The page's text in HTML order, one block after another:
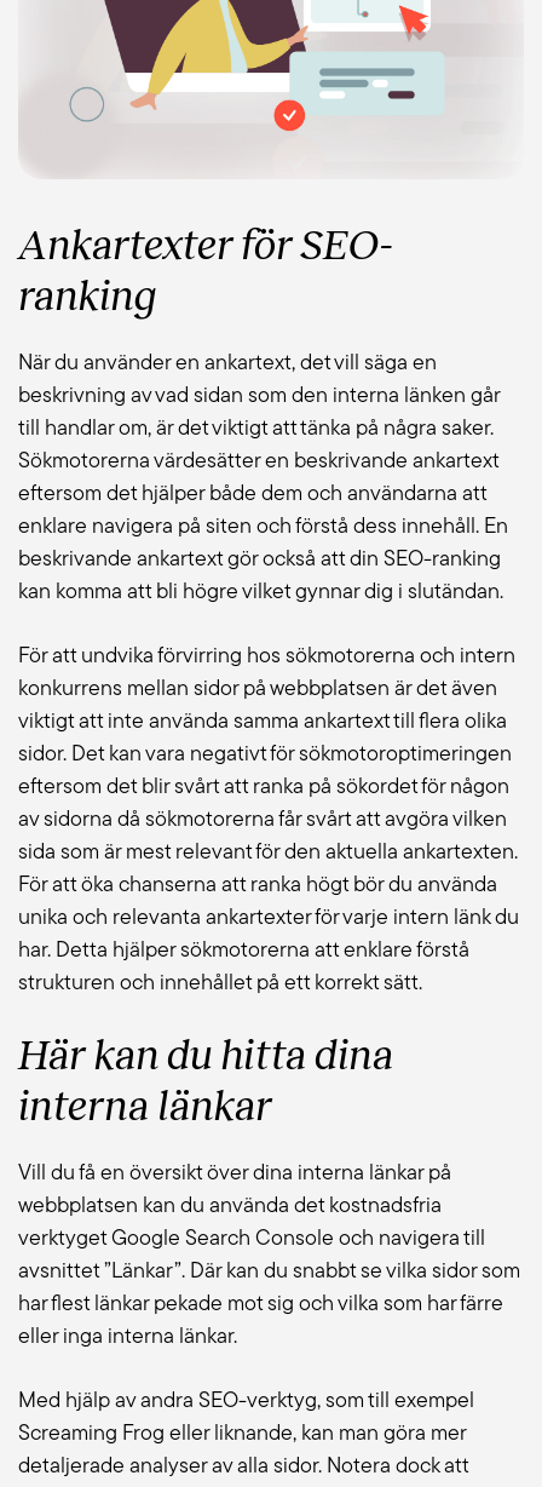
Ankartexterför SEO-
ranking
När du använder en ankartext, det vill säga en
beskrivning av vad sidan som den interna länken går
till handlar om, är det viktigt att tänka på några saker.
Sökmotorerna värdesätter en beskrivande ankartext
eftersom det hjälper både dem och användarna att
enklare navigera på siten och förstå dess innehåll. En
beskrivande ankartext gör också att din SEO-ranking
kan komma att bli högre vilket gynnar dig i slutändan.
För att undvika förvirring hos sökmotorerna och intern
konkurrens mellan sidor på webbplatsen är det även
viktigt att inte använda samma ankartext till flera olika
sidor. Det kan vara negativt för sökmotoroptimeringen
eftersom det blir svårt att ranka på sökordet för någon
av sidorna då sökmotorerna får svårt att avgöra vilken
sida som är mest relevant för den aktuella ankartexten.
För att öka chanserna att ranka högt bör du använda
unika och relevanta ankartexter för varje intern länk du
har. Detta hjälper sökmotorerna att enklare förstå
strukturen och innehållet på ett korrekt sätt.
Här kan du hitta dina
interna länkar
Vill du få en översikt över dina interna länkar på
webbplatsen kan du använda det kostnadsfria
verktyget Google Search Console och navigera till
avsnittet ”Länkar”. Där kan du snabbt se vilka sidor som
har flest länkar pekade mot sig och vilka som har färre
eller inga interna länkar.
Med hjälp av andra SEO-verktyg, som till exempel
Screaming Frog eller liknande, kan man göra mer
detaljerade analyser av alla sidor. Notera dock att